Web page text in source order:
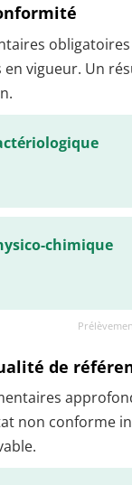
en vigueur. Un
chimique
de
non conforme